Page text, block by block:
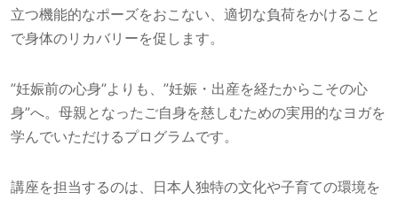
立つ機能的なポーズをおこない、適切な負荷をかけること
で身体のリカバリーを促します。
”妊娠前の心身”よりも、”妊娠・出産を経たからこその心
身”へ。母親となったご自身を慈しむための実用的なヨガを
学んでいただけるプログラムです。
講座を担当するのは、日本人独特の文化や子育ての環境を